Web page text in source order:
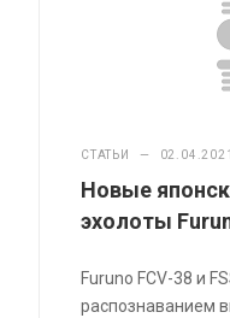
СТАТЬИ — 02.04.2021
Новые
эхолоты
Furuno FCV-38 и
распознаванием